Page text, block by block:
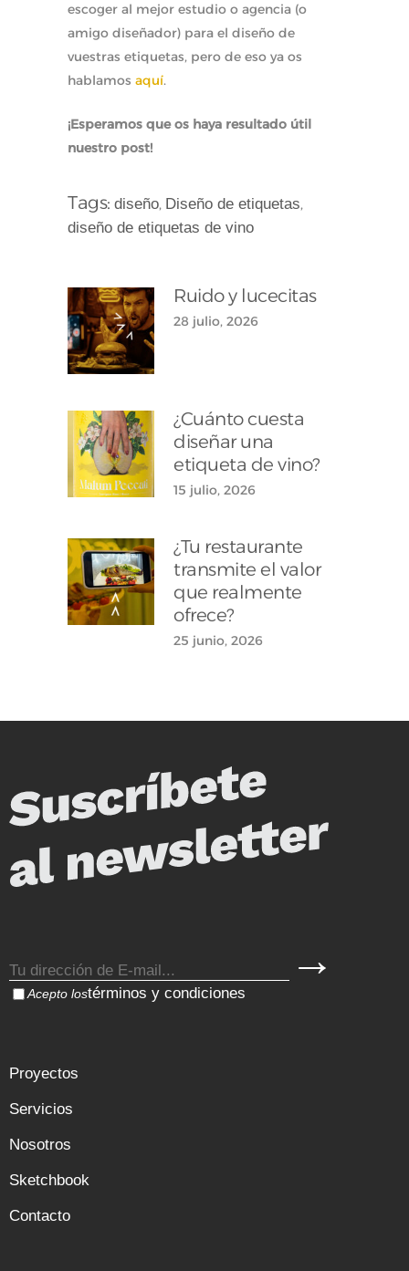
escoger al mejor estudio o agencia (o
amigo diseñador) para el diseño de
vuestras etiquetas, pero de eso ya os
hablamos aquí.
¡Esperamos que os haya resultado útil
nuestro post!
Tags: diseño, Diseño de etiquetas,
diseño de etiquetas de vino
Ruido y lucecitas
28 julio, 2026
¿Cuánto cuesta
diseñar una
etiqueta de vino?
15 julio, 2026
¿Tu restaurante
transmite el valor
que realmente
ofrece?
25 junio, 2026
Acepto lostérminos y condiciones
Proyectos
Servicios
Nosotros
Sketchbook
Contacto